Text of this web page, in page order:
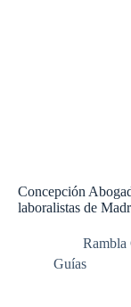
Concepción
laboralistas de
Rambla
Guías